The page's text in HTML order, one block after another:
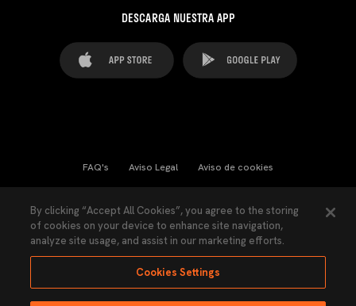
DESCARGA NUESTRA APP
FAQ's Aviso Legal Aviso de cookies
Ley Transparencia Política de Privacidad
Accesibilidad
By clicking “Accept All Cookies”, you agree to the storing
of cookies on your device to enhance site navigation,
analyze site usage, and assist in our marketing efforts.
Cookies Settings